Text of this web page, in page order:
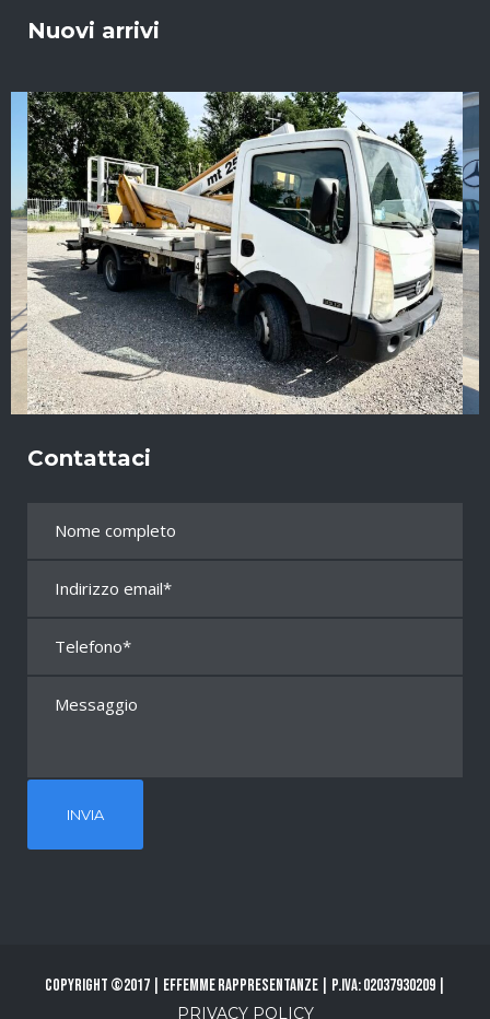
Nuovi arrivi
Contattaci
Copyright ©2017 | Effemme Rappresentanze | P.Iva: 02037930209 |
PRIVACY POLICY